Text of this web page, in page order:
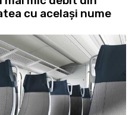
cu același nume